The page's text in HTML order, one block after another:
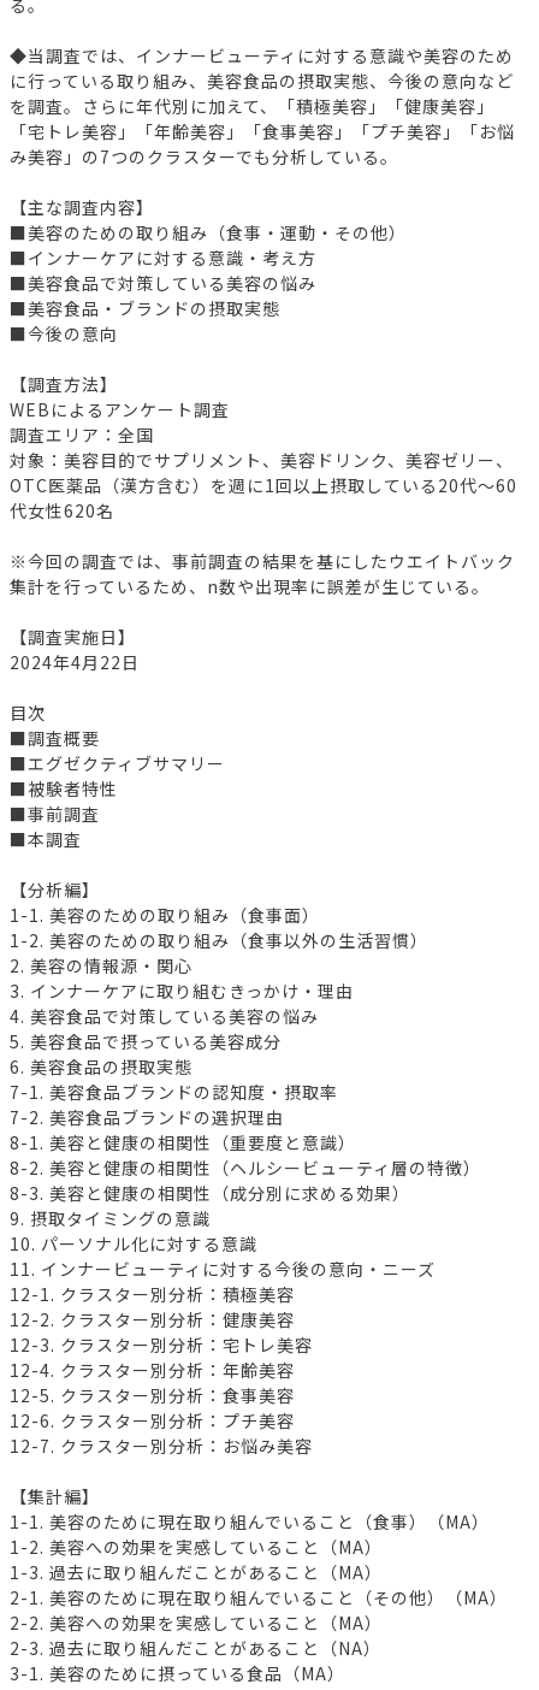
◆当調査では、インナービューティに対する意識や美容のため
に行っている取り組み、美容食品の摂取実態、今後の意向など
を調査。さらに年代別に加えて、「積極美容」「健康美容」
「宅トレ美容」「年齢美容」「食事美容」「プチ美容」「お悩
み美容」の7つのクラスターでも分析している。
【主な調査内容】
■美容のための取り組み（食事・運動・その他）
■インナーケアに対する意識・考え方
■美容食品で対策している美容の悩み
■美容食品・ブランドの摂取実態
■今後の意向
【調査方法】
WEBによるアンケート調査
調査エリア：全国
対象：美容目的でサプリメント、美容ドリンク、美容ゼリー、
OTC医薬品（漢方含む）を週に1回以上摂取している20代～60
代女性620名
※今回の調査では、事前調査の結果を基にしたウエイトバック
集計を行っているため、n数や出現率に誤差が生じている。
【調査実施日】
2024年4月22日
目次
■調査概要
■エグゼクティブサマリー
■被験者特性
■事前調査
■本調査
【分析編】
1-1. 美容のための取り組み（食事面）
1-2. 美容のための取り組み（食事以外の生活習慣）
2. 美容の情報源・関心
3. インナーケアに取り組むきっかけ・理由
4. 美容食品で対策している美容の悩み
5. 美容食品で摂っている美容成分
6. 美容食品の摂取実態
7-1. 美容食品ブランドの認知度・摂取率
7-2. 美容食品ブランドの選択理由
8-1. 美容と健康の相関性（重要度と意識）
8-2. 美容と健康の相関性（ヘルシービューティ層の特徴）
8-3. 美容と健康の相関性（成分別に求める効果）
9. 摂取タイミングの意識
10. パーソナル化に対する意識
11. インナービューティに対する今後の意向・ニーズ
12-1. クラスター別分析：積極美容
12-2. クラスター別分析：健康美容
12-3. クラスター別分析：宅トレ美容
12-4. クラスター別分析：年齢美容
12-5. クラスター別分析：食事美容
12-6. クラスター別分析：プチ美容
12-7. クラスター別分析：お悩み美容
【集計編】
1-1. 美容のために現在取り組んでいること（食事）（MA）
1-2. 美容への効果を実感していること（MA）
1-3. 過去に取り組んだことがあること（MA）
2-1. 美容のために現在取り組んでいること（その他）（MA）
2-2. 美容への効果を実感していること（MA）
2-3. 過去に取り組んだことがあること（NA）
3-1. 美容のために摂っている食品（MA）